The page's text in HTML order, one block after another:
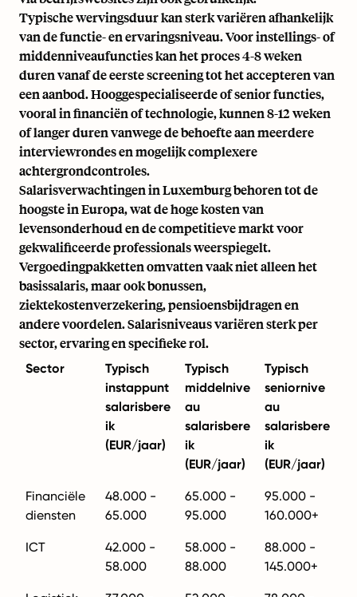
Typische wervingsduur kan sterk variëren afhankelijk
van de functie- en ervaringsniveau. Voor instellings- of
middenniveaufuncties kan het proces 4-8 weken
duren vanaf de eerste screening tot het accepteren van
een aanbod. Hooggespecialiseerde of senior functies,
vooral in financiën of technologie, kunnen 8-12 weken
of langer duren vanwege de behoefte aan meerdere
interviewrondes en mogelijk complexere
achtergrondcontroles.
Salarisverwachtingen in Luxemburg behoren tot de
hoogste in Europa, wat de hoge kosten van
levensonderhoud en de competitieve markt voor
gekwalificeerde professionals weerspiegelt.
Vergoedingpakketten omvatten vaak niet alleen het
basissalaris, maar ook bonussen,
ziektekostenverzekering, pensioensbijdragen en
andere voordelen. Salarisniveaus variëren sterk per
sector, ervaring en specifieke rol.
Sector
Typisch
instappunt
salarisbere
ik
(EUR/jaar)
Typisch
middelnive
au
salarisbere
ik
(EUR/jaar)
Typisch
seniornive
au
salarisbere
ik
(EUR/jaar)
Financiële
diensten
48.000 -
65.000
65.000 -
95.000
95.000 -
160.000+
ICT
42.000 -
58.000
58.000 -
88.000
88.000 -
145.000+